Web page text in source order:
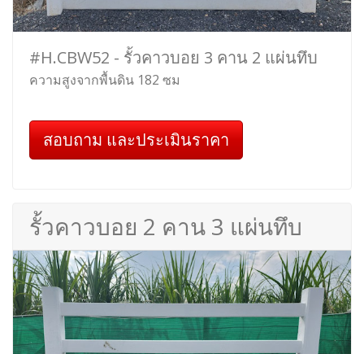
#H.CBW52 - รั้วคาวบอย 3 คาน 2 แผ่นทึบ
ความสูงจากพื้นดิน 182 ซม
สอบถาม และประเมินราคา
รั้วคาวบอย 2 คาน 3 แผ่นทึบ